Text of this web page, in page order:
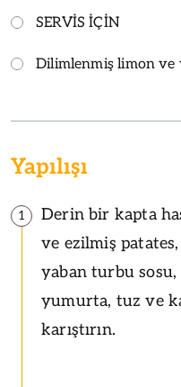
SERVİS İÇİN
Dilimlenmiş limon ve
Yapılışı
1
Derin bir kapta
ve ezilmiş patates,
yaban turbu sosu,
yumurta, tuz ve
karıştırın.